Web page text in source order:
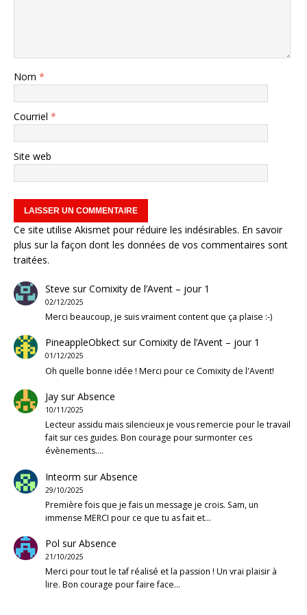
Nom *
Courriel *
Site web
Ce site utilise Akismet pour réduire les indésirables. En savoir
plus sur la façon dont les données de vos commentaires sont
traitées.
Steve surComixity de l’Avent – jour 1
02/12/2025
Merci beaucoup, je suis vraiment content que ça plaise :-)
PineappleObkectsurComixity de l’Avent – jour 1
01/12/2025
Oh quelle bonne idée ! Merci pour ce Comixity de l'Avent!
JaysurAbsence
10/11/2025
Lecteur assidu mais silencieux je vous remercie pour le travail
fait sur ces guides. Bon courage pour surmonter ces
évènements.…
Inteorm surAbsence
29/10/2025
Première fois que je fais un message je crois. Sam, un
immense MERCI pour ce que tu as fait et…
Pol surAbsence
21/10/2025
Merci pour tout le taf réalisé et la passion ! Un vrai plaisir à
lire. Bon courage pour faire face…